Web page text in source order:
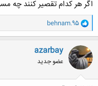
اگر هر کدام تقصیر کنند چه
و
ا
ک
ن
ش
ه
ا
behnam.95
azarbay
عضو جدید